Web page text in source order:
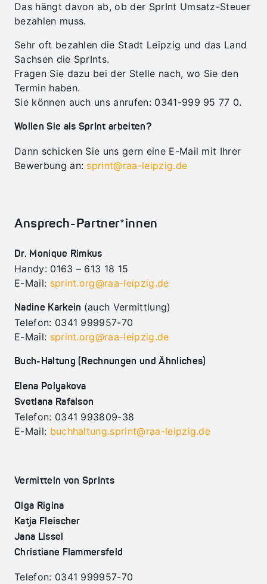
Das hängt davon ab, ob der SprInt Umsatz-Steuer
bezahlen muss.
Sehr oft bezahlen die Stadt Leipzig und das Land
Sachsen die SprInts.
Fragen Sie dazu bei der Stelle nach, wo Sie den
Termin haben.
Sie können auch uns anrufen: 0341-999 95 77 0.
Wollen Sie als SprInt arbeiten?
Dann schicken Sie uns gern eine E-Mail mit Ihrer
Bewerbung an: sprint@raa-leipzig.de
Ansprech-Partner*innen
Dr. Monique Rimkus
Handy: 0163 – 613 18 15
E-Mail: sprint.org@raa-leipzig.de
Nadine Karkein (auch Vermittlung)
Telefon: 0341 999957-70
E-Mail: sprint.org@raa-leipzig.de
Buch-Haltung (Rechnungen und Ähnliches)
Elena Polyakova
Svetlana Rafalson
Telefon: 0341 993809-38
E-Mail: buchhaltung.sprint@raa-leipzig.de
Vermitteln von SprInts
Olga Rigina
Katja Fleischer
Jana Lissel
Christiane Flammersfeld
Telefon: 0341 999957-70